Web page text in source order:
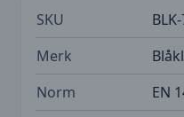
SKU
Merk
Norm
EN